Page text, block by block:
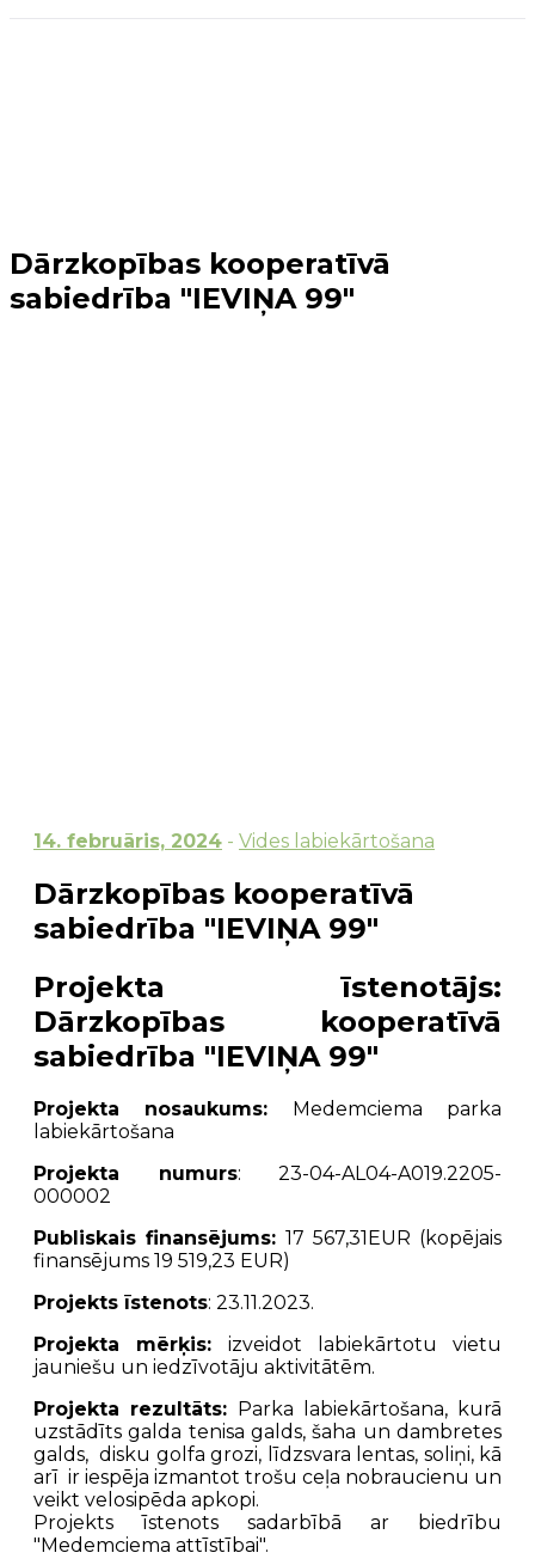
Dārzkopības kooperatīvā
sabiedrība "IEVIŅA 99"
14. februāris, 2024 - Vides labiekārtošana
Dārzkopības kooperatīvā
sabiedrība "IEVIŅA 99"
Projekta īstenotājs:
Dārzkopības kooperatīvā
sabiedrība "IEVIŅA 99"
Projekta nosaukums: Medemciema parka
labiekārtošana
Projekta numurs: 23-04-AL04-A019.2205-
000002
Publiskais finansējums: 17 567,31EUR (kopējais
finansējums 19 519,23 EUR)
Projekts īstenots: 23.11.2023.
Projekta mērķis: izveidot labiekārtotu vietu
jauniešu un iedzīvotāju aktivitātēm.
Projekta rezultāts: Parka labiekārtošana, kurā
uzstādīts galda tenisa galds, šaha un dambretes
galds, disku golfa grozi, līdzsvara lentas, soliņi, kā
arī ir iespēja izmantot trošu ceļa nobraucienu un
veikt velosipēda apkopi.
Projekts īstenots sadarbībā ar biedrību
"Medemciema attīstībai".